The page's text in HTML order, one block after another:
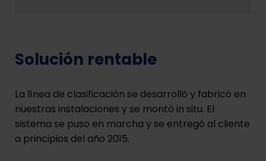
Solución rentable
La línea de clasificación se desarrolló y fabricó en
nuestras instalaciones y se montó in situ. El
sistema se puso en marcha y se entregó al cliente
a principios del año 2015.